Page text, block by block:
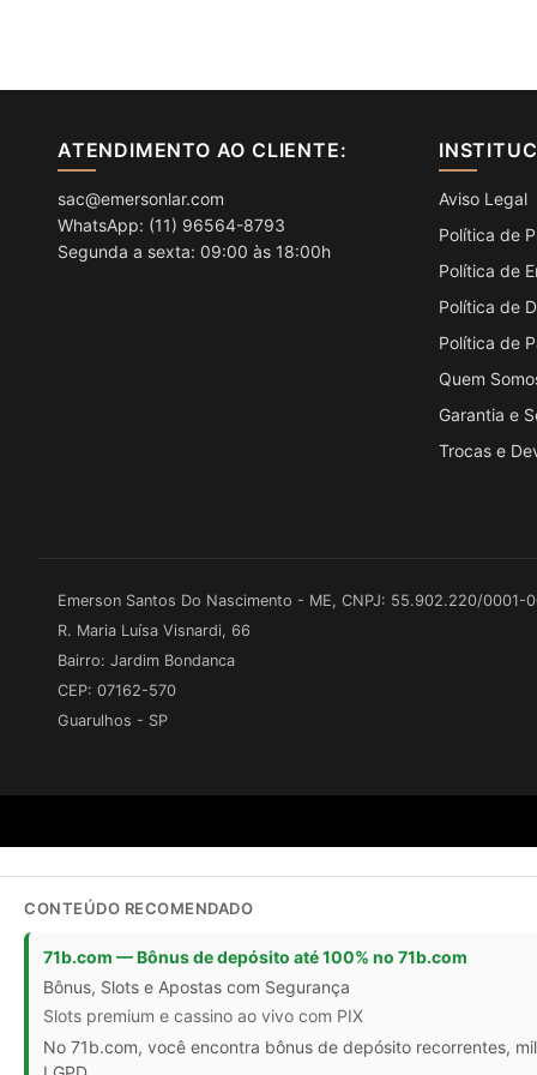
ATENDIMENTO AO CLIENTE:
sac@emersonlar.com
WhatsApp: (11) 96564-8793
Segunda a sexta: 09:00 às 18:00h
Aviso Legal
Política de
Política de
Política de
Política de
Quem
Garantia e
Trocas e
Emerson Santos Do Nascimento - ME, CNPJ: 55.902.220/0001-
R. Maria Luísa Visnardi, 66
Bairro: Jardim Bondanca
CEP: 07162-570
Guarulhos - SP
CONTEÚDO RECOMENDADO
71b.com — Bônus de depósito até 100% no 71b.com
Bônus, Slots e Apostas com Segurança
Slots premium e cassino ao vivo com PIX
No 71b.com, você encontra bônus de depósito recorrentes,